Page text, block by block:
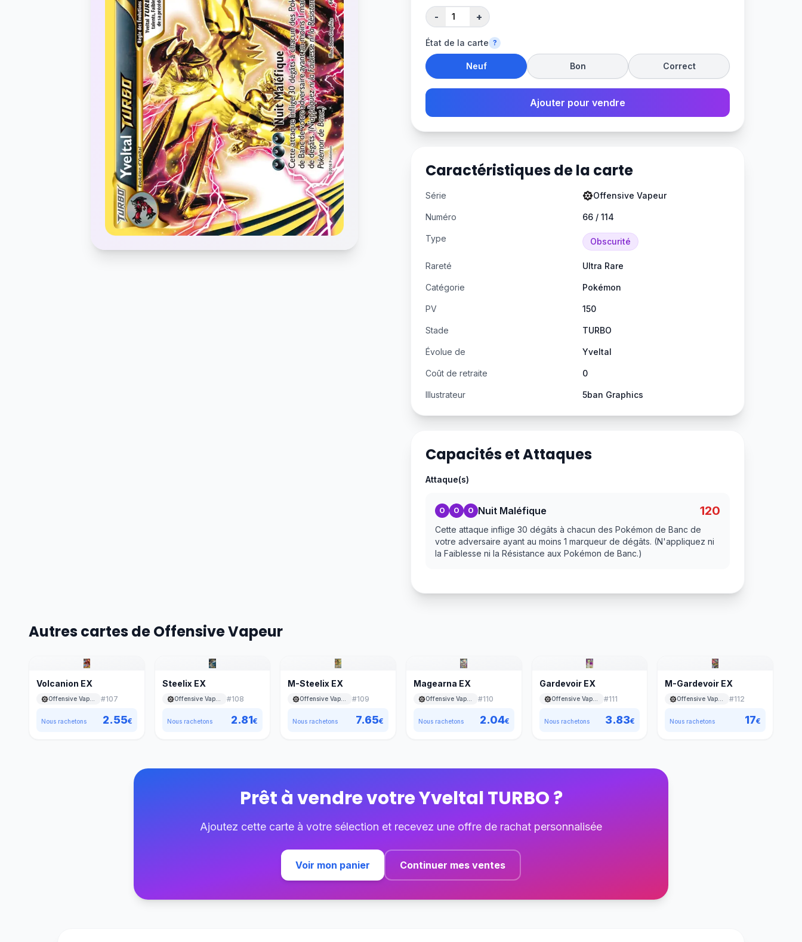
- +
État de la carte ?
Neuf Bon Correct
Ajouter pour vendre
Caractéristiques de la carte
Série Offensive Vapeur
Numéro 66 / 114
Type Obscurité
Rareté Ultra Rare
Catégorie Pokémon
PV 150
Stade TURBO
Évolue de Yveltal
Coût de retraite 0
Illustrateur 5ban Graphics
Capacités et Attaques
Attaque(s)
O O O Nuit Maléfique 120
Cette attaque inflige 30 dégâts à chacun des Pokémon de Banc de
votre adversaire ayant au moins 1 marqueur de dégâts. (N'appliquez ni
la Faiblesse ni la Résistance aux Pokémon de Banc.)
Autres cartes de Offensive Vapeur
Volcanion EX
#107
Nous rachetons 2.55€
Steelix EX
Offensive Vapeur #108
Nous rachetons 2.81€
M-Steelix EX
#109
Nous rachetons 7.65€
Magearna EX
Offensive Vapeur #110
Nous rachetons 2.04€
Gardevoir EX
Offensive Vapeur #111
Nous rachetons 3.83€
M-Gardevoir EX
#112
Nous rachetons 17€
Prêt à vendre votreYveltal TURBO?
Ajoutez cette carte à votre sélection et recevez une offre de rachat personnalisée
Voir mon panier Continuer mes ventes